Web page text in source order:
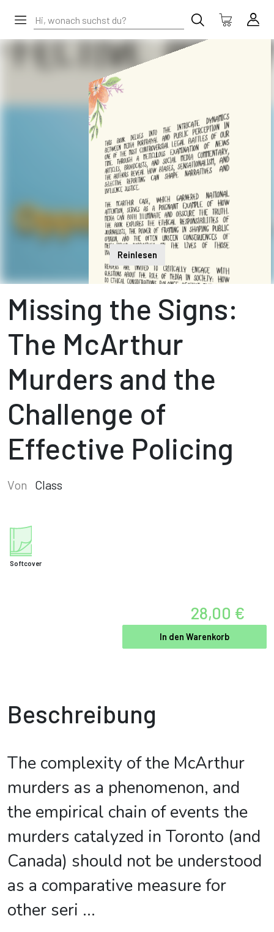
Reinlesen
Missing the Signs:
The McArthur
Murders and the
Challenge of
Effective Policing
Von Class
Softcover
28,00 €
In den Warenkorb
Beschreibung
The complexity of the McArthur
murders as a phenomenon, and
the empirical chain of events the
murders catalyzed in Toronto (and
Canada) should not be understood
as a comparative measure for
other seri ...